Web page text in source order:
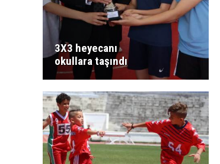
3X3 heyecanı
okullara taşındı